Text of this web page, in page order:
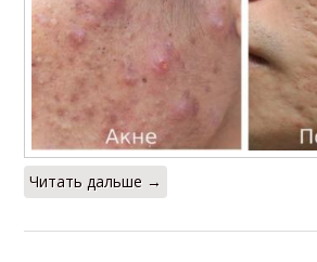
Пигментное пятно
Читать дальше →